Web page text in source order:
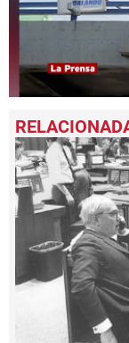
seconds
of
49
seconds